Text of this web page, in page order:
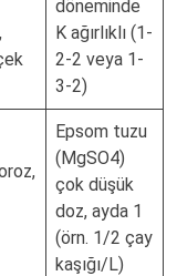
döneminde
K ağırlıklı (1-
2-2 veya 1-
3-2)
Epsom tuzu
(MgSO4)
çok düşük
doz, ayda 1
(örn. 1/2 çay
kaşığı/L)